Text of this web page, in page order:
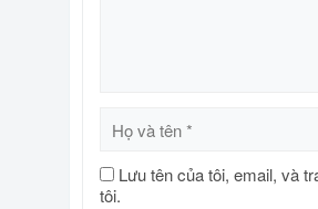
Lưu tên của tôi, email, và
tôi.